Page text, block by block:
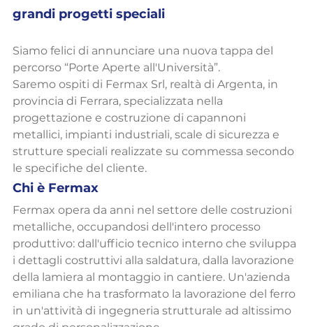
grandi progetti speciali
Siamo felici di annunciare una nuova tappa del
percorso “Porte Aperte all'Università”.
Saremo ospiti di Fermax Srl, realtà di Argenta, in
provincia di Ferrara, specializzata nella
progettazione e costruzione di capannoni
metallici, impianti industriali, scale di sicurezza e
strutture speciali realizzate su commessa secondo
le specifiche del cliente.
Chi è Fermax
Fermax opera da anni nel settore delle costruzioni
metalliche, occupandosi dell'intero processo
produttivo: dall'ufficio tecnico interno che sviluppa
i dettagli costruttivi alla saldatura, dalla lavorazione
della lamiera al montaggio in cantiere. Un'azienda
emiliana che ha trasformato la lavorazione del ferro
in un'attività di ingegneria strutturale ad altissimo